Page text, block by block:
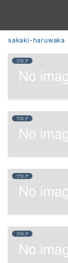
sakaki-haruwaka
ブログ
ブログ
ブログ
ブログ